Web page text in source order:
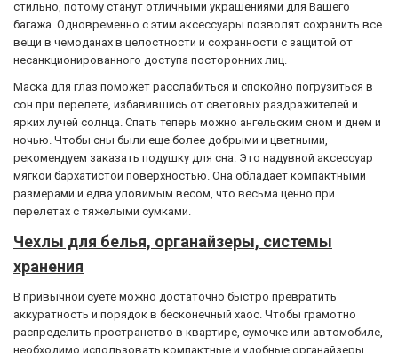
стильно, потому станут отличными украшениями для Вашего
багажа. Одновременно с этим аксессуары позволят сохранить все
вещи в чемоданах в целостности и сохранности с защитой от
несанкционированного доступа посторонних лиц.
Маска для глаз поможет расслабиться и спокойно погрузиться в
сон при перелете, избавившись от световых раздражителей и
ярких лучей солнца. Спать теперь можно ангельским сном и днем и
ночью. Чтобы сны были еще более добрыми и цветными,
рекомендуем заказать подушку для сна. Это надувной аксессуар
мягкой бархатистой поверхностью. Она обладает компактными
размерами и едва уловимым весом, что весьма ценно при
перелетах с тяжелыми сумками.
Чехлы для белья, органайзеры, системы
хранения
В привычной суете можно достаточно быстро превратить
аккуратность и порядок в бесконечный хаос. Чтобы грамотно
распределить пространство в квартире, сумочке или автомобиле,
необходимо использовать компактные и удобные органайзеры.